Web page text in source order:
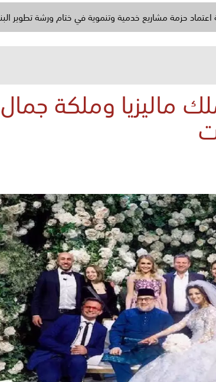
خدمية وتنموية في ختام ورشة تطوير البنية التحتية
ماليزيا وملكة جمال